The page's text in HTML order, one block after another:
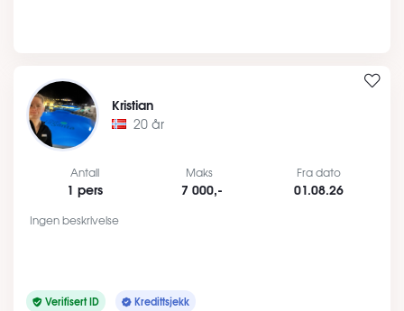
Kristian
20 år
Antall
1 pers
Maks
7 000,-
Fra dato
01.08.26
Ingen beskrivelse
Verifisert ID Kredittsjekk